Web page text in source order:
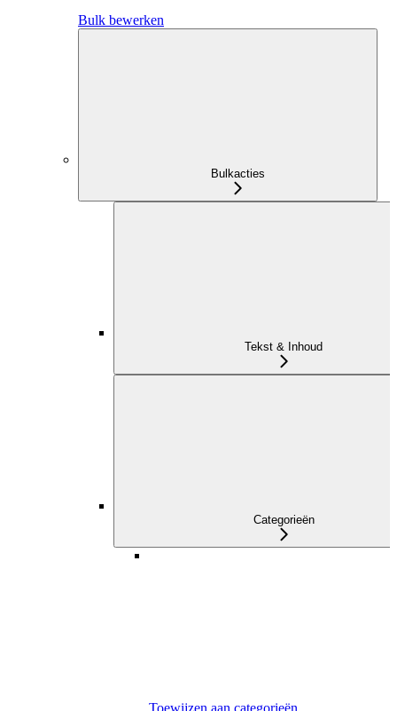
Bulk bewerken
Bulkacties
Tekst & Inhoud
Categorieën
Toewijzen aan categorieën